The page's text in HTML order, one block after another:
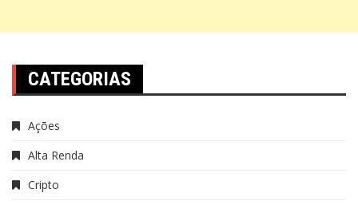
CATEGORIAS
Ações
Alta Renda
Cripto